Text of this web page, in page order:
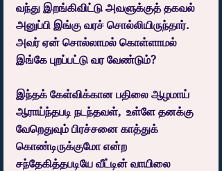
வந்து இறங்கிவிட்டு அவளுக்குத் தகவல்
அனுப்பி இங்கு வரச் சொல்லியிருந்தார்.
அவர் ஏன் சொல்லாமல் கொள்ளாமல்
இங்கே புறப்பட்டு வர வேண்டும்?
இந்தக் கேள்விக்கான பதிலை ஆழமாய்
ஆராய்ந்தபடி நடந்தவள்,  உள்ளே தனக்கு
வேறெதுவும் பிரச்சனை காத்துக்
கொண்டிருக்குமோ என்ற
சந்தேகித்தபடியே வீட்டின் வாயிலை